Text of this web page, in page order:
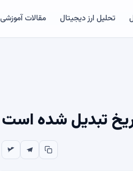
تحلیل ارز دیجیتال مقالات آموزشی